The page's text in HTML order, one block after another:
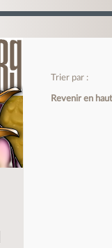
Trier par :
Revenir en